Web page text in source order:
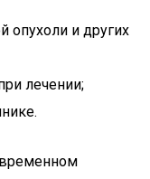
опухоли и других
лечении;